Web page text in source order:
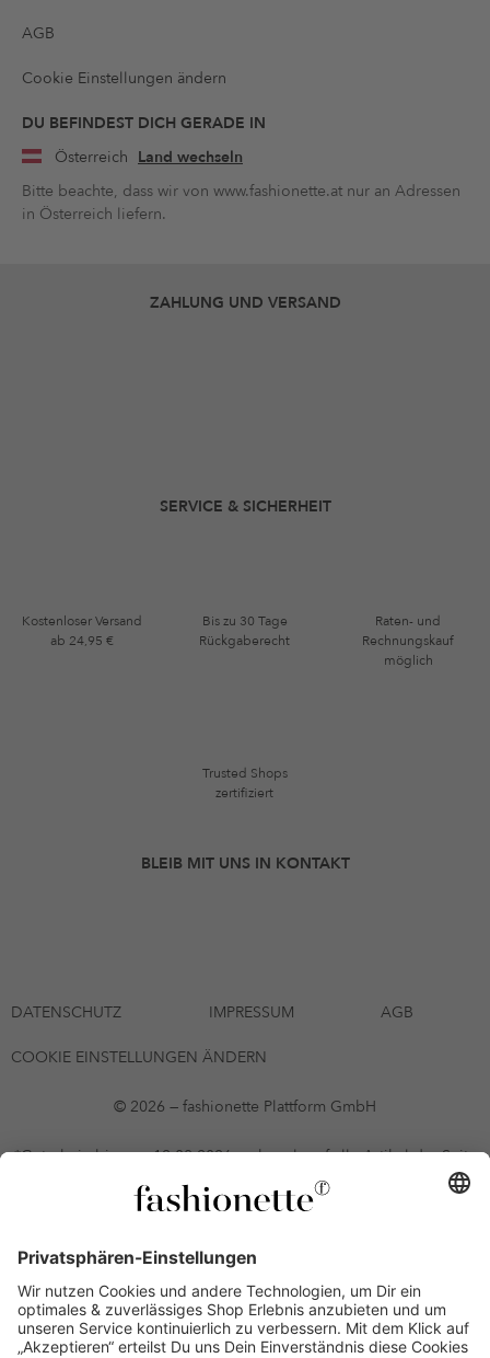
AGB
Cookie Einstellungen ändern
DU BEFINDEST DICH GERADE IN
Österreich Land wechseln
Bitte beachte, dass wir von www.fashionette.at nur an Adressen
in Österreich liefern.
ZAHLUNG UND VERSAND
SERVICE & SICHERHEIT
Kostenloser Versand
ab 24,95 €
Bis zu 30 Tage
Rückgaberecht
Raten- und
Rechnungskauf
möglich
Trusted Shops
zertifiziert
BLEIB MIT UNS IN KONTAKT
DATENSCHUTZ IMPRESSUM AGB
COOKIE EINSTELLUNGEN ÄNDERN
© 2026 — fashionette Plattform GmbH
*Gutschein bis zum 12.08.2026 mehrmals auf alle Artikel der Seite
fashionette.at/selected-styles anwendbar. Es gelten die in den AGB
§9 festgelegten Bedingungen.
vorausgesetzt, alle Preise inkl. MwSt. und ohne Versandkosten. Bei
Ratenkäufen kann die letzte Rate geringfügig abweichen. Die
Anzahl der Raten und die jeweilige Verfügbarkeit von
Zahlungsmethoden kann variieren. Die Prominenten, die